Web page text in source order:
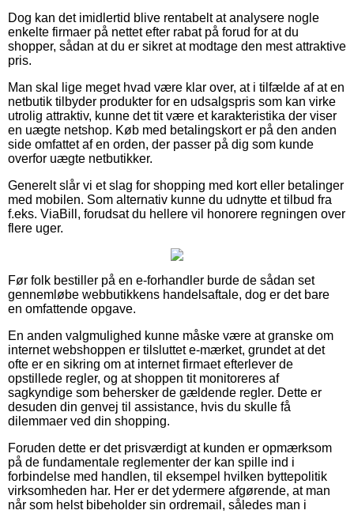
Dog kan det imidlertid blive rentabelt at analysere nogle
enkelte firmaer på nettet efter rabat på forud for at du
shopper, sådan at du er sikret at modtage den mest attraktive
pris.
Man skal lige meget hvad være klar over, at i tilfælde af at en
netbutik tilbyder produkter for en udsalgspris som kan virke
utrolig attraktiv, kunne det tit være et karakteristika der viser
en uægte netshop. Køb med betalingskort er på den anden
side omfattet af en orden, der passer på dig som kunde
overfor uægte netbutikker.
Generelt slår vi et slag for shopping med kort eller betalinger
med mobilen. Som alternativ kunne du udnytte et tilbud fra
f.eks. ViaBill, forudsat du hellere vil honorere regningen over
flere uger.
Før folk bestiller på en e-forhandler burde de sådan set
gennemløbe webbutikkens handelsaftale, dog er det bare
en omfattende opgave.
En anden valgmulighed kunne måske være at granske om
internet webshoppen er tilsluttet e-mærket, grundet at det
ofte er en sikring om at internet firmaet efterlever de
opstillede regler, og at shoppen tit monitoreres af
sagkyndige som behersker de gældende regler. Dette er
desuden din genvej til assistance, hvis du skulle få
dilemmaer ved din shopping.
Foruden dette er det prisværdigt at kunden er opmærksom
på de fundamentale reglementer der kan spille ind i
forbindelse med handlen, til eksempel hvilken byttepolitik
virksomheden har. Her er det ydermere afgørende, at man
når som helst bibeholder sin ordremail, således man i